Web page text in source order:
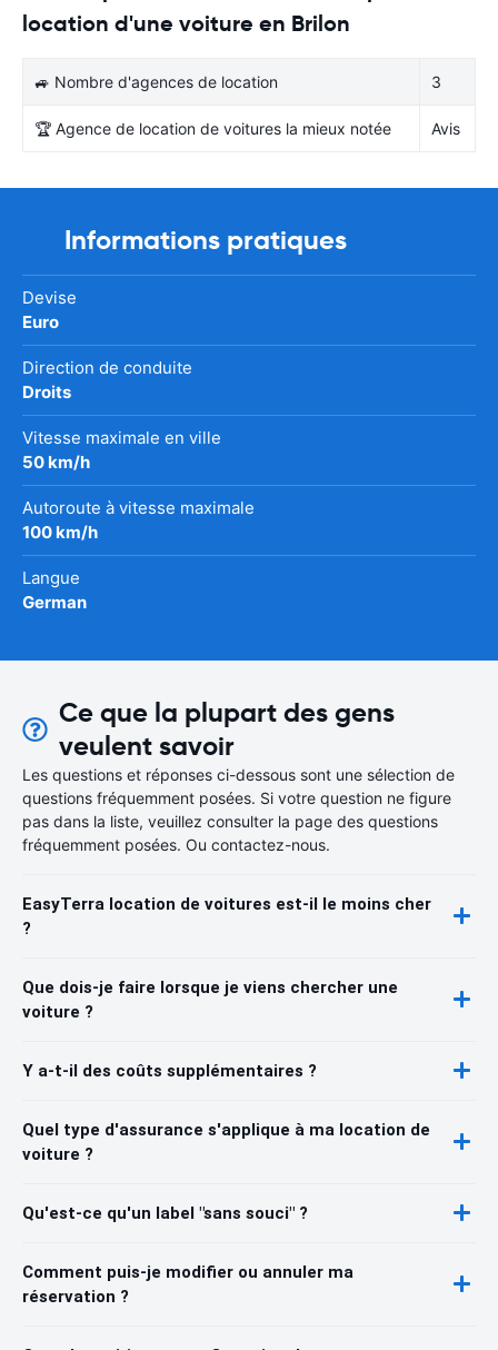
location d'une voiture en Brilon
🚙 Nombre d'agences de location 3
🏆 Agence de location de voitures la mieux notée Avis
Informations pratiques
Devise
Euro
Direction de conduite
Droits
Vitesse maximale en ville
50 km/h
Autoroute à vitesse maximale
100 km/h
Langue
German
Ce que la plupart des gens
veulent savoir
Les questions et réponses ci-dessous sont une sélection de
questions fréquemment posées. Si votre question ne figure
pas dans la liste, veuillez consulter la page des questions
fréquemment posées. Ou contactez-nous.
EasyTerra location de voitures est-il le moins cher
?
Que dois-je faire lorsque je viens chercher une
voiture ?
Y a-t-il des coûts supplémentaires ?
Quel type d'assurance s'applique à ma location de
voiture ?
Qu'est-ce qu'un label "sans souci" ?
Comment puis-je modifier ou annuler ma
réservation ?